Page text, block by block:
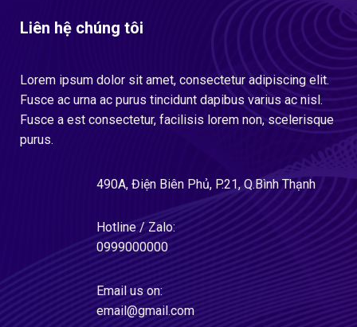
Liên hệ chúng tôi
Lorem ipsum dolor sit amet, consectetur adipiscing elit.
Fusce ac urna ac purus tincidunt dapibus varius ac nisl.
Fusce a est consectetur, facilisis lorem non, scelerisque
purus.
490A, Điện Biên Phủ, P.21, Q.Bình Thạnh
Hotline / Zalo:
0999000000
Email us on:
email@gmail.com